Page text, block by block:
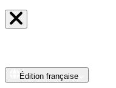
Édition française